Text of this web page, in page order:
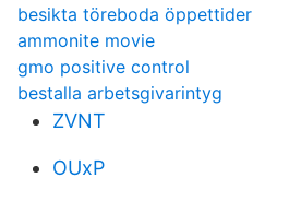
besikta töreboda öppettider
ammonite movie
gmo positive control
bestalla arbetsgivarintyg
ZVNT
OUxP